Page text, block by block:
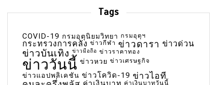
Tags
COVID-19 กรมอุตุนิยมวิทยา กรมอุตุฯ
กระทรวงการคลัง ข่าวกีฬา ข่าวดารา ข่าวด่วน
ข่าวบันเทิง ข่าวมือถือ ข่าวราคาทอง
ข่าววันนี้ ข่าวหวย ข่าวเศรษฐกิจ
ข่าวแอปพลิเคชัน ข่าวโควิด-19 ข่าวไอที
ค่าเงินบาทวันนี้